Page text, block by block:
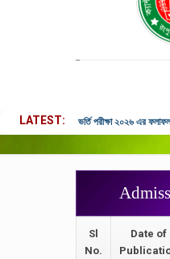
LATEST ভর্তি পরীক্ষা ২০২৬ এর
Sl
No.
Date of